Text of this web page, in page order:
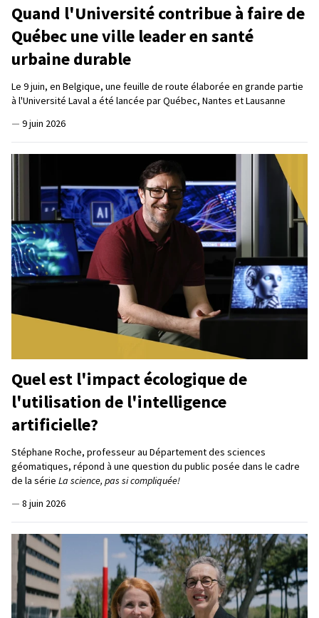
Quand l'Université contribue à faire de
Québec une ville leader en santé
urbaine durable
Le 9 juin, en Belgique, une feuille de route élaborée en grande partie
à l'Université Laval a été lancée par Québec, Nantes et Lausanne
— 9 juin 2026
Quel est l'impact écologique de
l'utilisation de l'intelligence
artificielle?
Stéphane Roche, professeur au Département des sciences
géomatiques, répond à une question du public posée dans le cadre
de la série La science, pas si compliquée!
— 8 juin 2026